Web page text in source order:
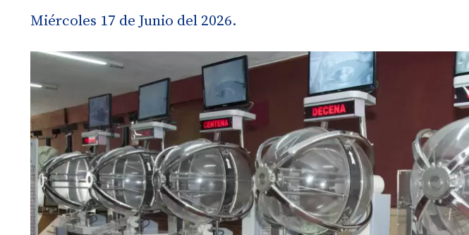
Miércoles 17 de Junio del 2026.